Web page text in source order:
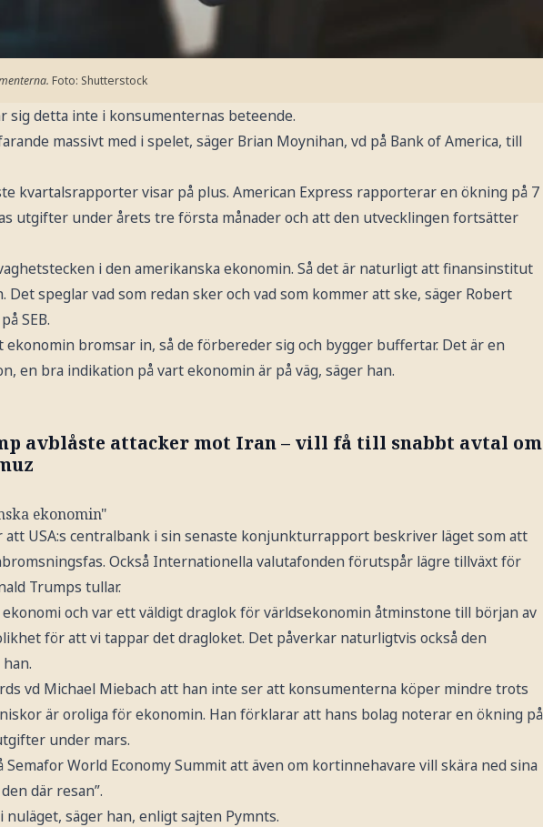
Foto: Shutterstock
sig detta inte i konsumenternas beteende.
massivt med i spelet, säger Brian Moynihan, vd på Bank of America, till
kvartalsrapporter visar på plus. American Express rapporterar en ökning på 7
utgifter under årets tre första månader och att den utvecklingen fortsätter
i den amerikanska ekonomin. Så det är naturligt att finansinstitut
Det speglar vad som redan sker och vad som kommer att ske, säger Robert
SEB.
ekonomin bromsar in, så de förbereder sig och bygger buffertar. Det är en
en bra indikation på vart ekonomin är på väg, säger han.
avblåste attacker mot Iran – vill få till snabbt avtal om
ekonomin"
att USA:s centralbank i sin senaste konjunkturrapport beskriver läget som att
Också Internationella valutafonden förutspår lägre tillväxt för
Trumps tullar.
och var ett väldigt draglok för världsekonomin åtminstone till början av
för att vi tappar det dragloket. Det påverkar naturligtvis också den
vd Michael Miebach att han inte ser att konsumenterna köper mindre trots
är oroliga för ekonomin. Han förklarar att hans bolag noterar en ökning på
under mars.
Semafor World Economy Summit att även om kortinnehavare vill skära ned sina
där resan”.
säger han, enligt sajten Pymnts.